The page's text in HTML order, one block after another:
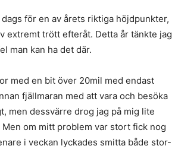
för en av årets riktiga höjdpunkter,
extremt trött efteråt. Detta år tänkte jag
man kan ha det där.
med en bit över 20mil med endast
fjällmaran med att vara och besöka
men dessvärre drog jag på mig lite
om mitt problem var stort fick nog
i veckan lyckades smitta både stor-